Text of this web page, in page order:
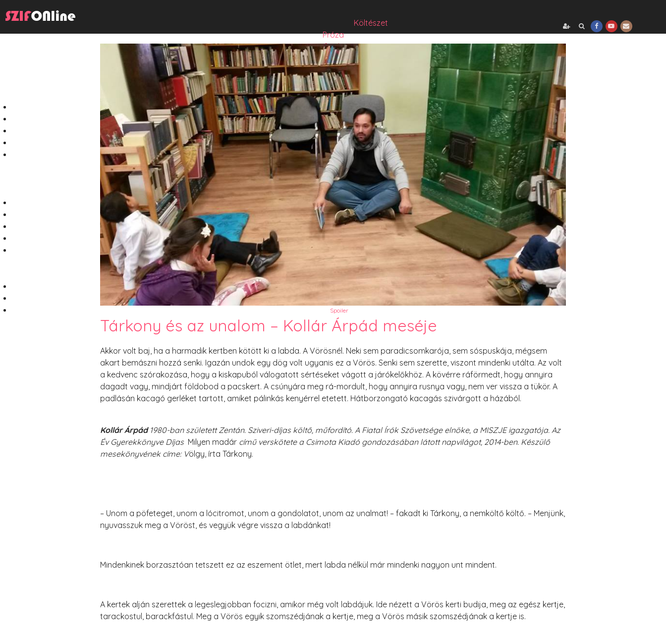
Költészet
Próza
Műfordítás
Mese
Folyó/irat/mentés
Sorozat
Hibrid
Hasznos szöveg
Józsefet nem kérdezte senki
Csízió
HISZTI
comicON
PesText
PesText 2021
PesText 2022
PesText 2023
PesText 2024
PesText 2025
+SZIF
Eronim Mox szakácskönyve
Spoiler
Tárkony és az unalom – Kollár Árpád meséje
Akkor volt baj, ha a harmadik kertben kötött ki a labda. A Vörösnél. Neki sem paradicsomkarója, sem sóspuskája, mégsem
akart bemászni hozzá senki. Igazán undok egy dög volt ugyanis ez a Vörös. Senki sem szerette, viszont mindenki utálta. Az volt
a kedvenc szórakozása, hogy a kiskapuból válogatott sértéseket vágott a járókelőkhöz. A kövérre ráförmedt, hogy annyira
dagadt vagy, mindjárt földobod a pacskert. A csúnyára meg rá-mordult, hogy annyira rusnya vagy, nem ver vissza a tükör. A
padlásán kacagó gerléket tartott, amiket pálinkás kenyérrel etetett. Hátborzongató kacagás szivárgott a házából.
Kollár Árpád 1980-ban született Zentán. Sziveri-díjas költő, műfordító. A Fiatal Írók Szövetsége elnöke, a MISZJE igazgatója. Az
Év Gyerekkönyve Díjas Milyen madár című verskötete a Csimota Kiadó gondozásában látott napvilágot, 2014-ben. Készülő
mesekönyvének címe: Völgy, írta Tárkony.
– Unom a pöfeteget, unom a lócitromot, unom a gondolatot, unom az unalmat! – fakadt ki Tárkony, a nemköltő költő. – Menjünk,
nyuvasszuk meg a Vöröst, és vegyük végre vissza a labdánkat!
Mindenkinek borzasztóan tetszett ez az eszement ötlet, mert labda nélkül már mindenki nagyon unt mindent.
A kertek alján szerettek a legeslegjobban focizni, amikor még volt labdájuk. Ide nézett a Vörös kerti budija, meg az egész kertje,
tarackostul, barackfástul. Meg a Vörös egyik szomszédjának a kertje, meg a Vörös másik szomszédjának a kertje is.